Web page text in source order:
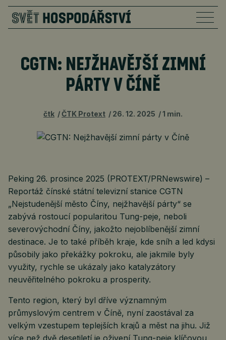
CGTN: NEJŽHAVĚJŠÍ ZIMNÍ
PÁRTY V ČÍNĚ
čtk ČTK Protext 26. 12. 2025 1 min.
Peking 26. prosince 2025 (PROTEXT/PRNewswire) –
Reportáž čínské státní televizní stanice CGTN
„Nejstudenější město Číny, nejžhavější párty“ se
zabývá rostoucí popularitou Tung-peje, neboli
severovýchodní Číny, jakožto nejoblíbenější zimní
destinace. Je to také příběh kraje, kde sníh a led kdysi
působily jako překážky pokroku, ale jakmile byly
využity, rychle se ukázaly jako katalyzátory
neuvěřitelného pokroku a prosperity.
Tento region, který byl dříve významným
průmyslovým centrem v Číně, nyní zaostával za
velkým vzestupem teplejších krajů a měst na jihu. Již
více než dvě desetiletí je oživení Tung-peje klíčovou